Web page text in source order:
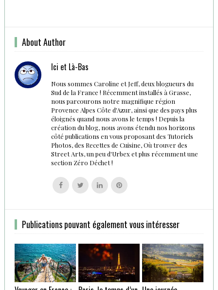
About Author
Ici et Là-Bas
Nous sommes Caroline et Jeff, deux blogueurs du
Sud de la France ! Récemment installés à Grasse,
nous parcourons notre magnifique région
Provence Alpes Côte d'Azur, ainsi que des pays plus
éloignés quand nous avons le temps ! Depuis la
création du blog, nous avons étendu nos horizons
côté publications en vous proposant des Tutoriels
Photos, des Recettes de Cuisine, Où trouver des
Street Arts, un peu d'Urbex et plus récemment une
section Zéro Déchet !
Follow
us
Follow
us
Follow
us
Follow
us
Publications pouvant également vous intéresser